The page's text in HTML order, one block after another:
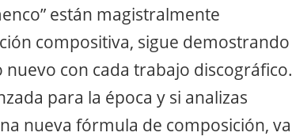
están magistralmente
compositiva, sigue demostrando
con cada trabajo discográfico.
para la época y si analizas
nueva fórmula de composición, va